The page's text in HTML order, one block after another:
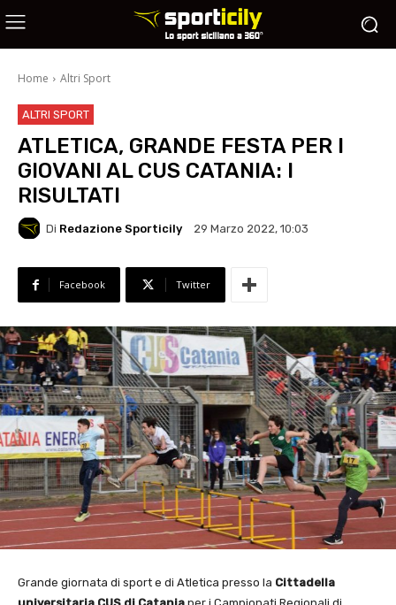
Home Altri Sport
ALTRI SPORT
ATLETICA, GRANDE FESTA PER I
GIOVANI AL CUS CATANIA: I
RISULTATI
Di Redazione Sporticily 29 Marzo 2022, 10:03
Facebook Twitter
Grande giornata di sport e di Atletica presso la Cittadella